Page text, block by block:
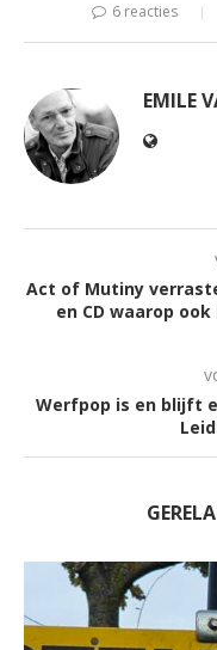
6 reacties
EMILE
Act of Mutiny
en CD waarop
Werfpop is en blijft